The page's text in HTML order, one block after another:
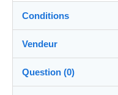
:
L
a
n
g
u
e:
Français
É
Conditions
Vendeur
Question (0)